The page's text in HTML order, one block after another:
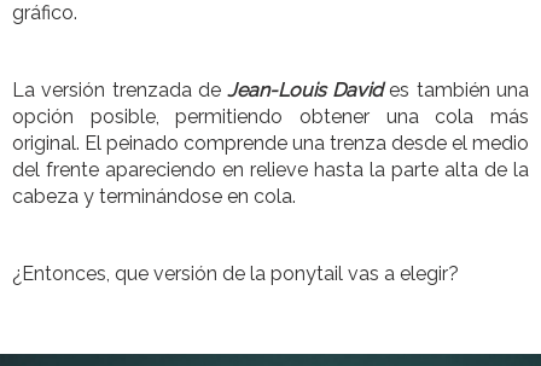
gráfico.
La versión trenzada de Jean-Louis David es también una
opción posible, permitiendo obtener una cola más
original. El peinado comprende una trenza desde el medio
del frente apareciendo en relieve hasta la parte alta de la
cabeza y terminándose en cola.
¿Entonces, que versión de la ponytail vas a elegir?